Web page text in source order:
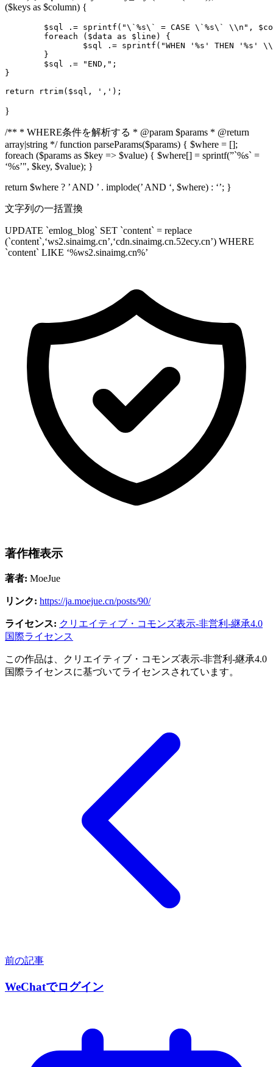
($keys as $column) {
}
}
/** * WHERE条件を解析する * @param $params * @return
array|string */ function parseParams($params) { $where = [];
foreach ($params as $key => $value) { $where[] = sprintf(”`%s` =
‘%s’", $key, $value); }
return $where ? ’ AND ’ . implode(’ AND ‘, $where) : ‘’; }
文字列の一括置換
UPDATE `emlog_blog` SET `content` = replace
(`content`,‘ws2.sinaimg.cn’,‘cdn.sinaimg.cn.52ecy.cn’) WHERE
`content` LIKE ‘%ws2.sinaimg.cn%’
著作権表示
著者: MoeJue
リンク: https://ja.moejue.cn/posts/90/
ライセンス: クリエイティブ・コモンズ表示-非営利-継承4.0
国際ライセンス
この作品は、クリエイティブ・コモンズ表示-非営利-継承4.0
国際ライセンスに基づいてライセンスされています。
前の記事
WeChatでログイン